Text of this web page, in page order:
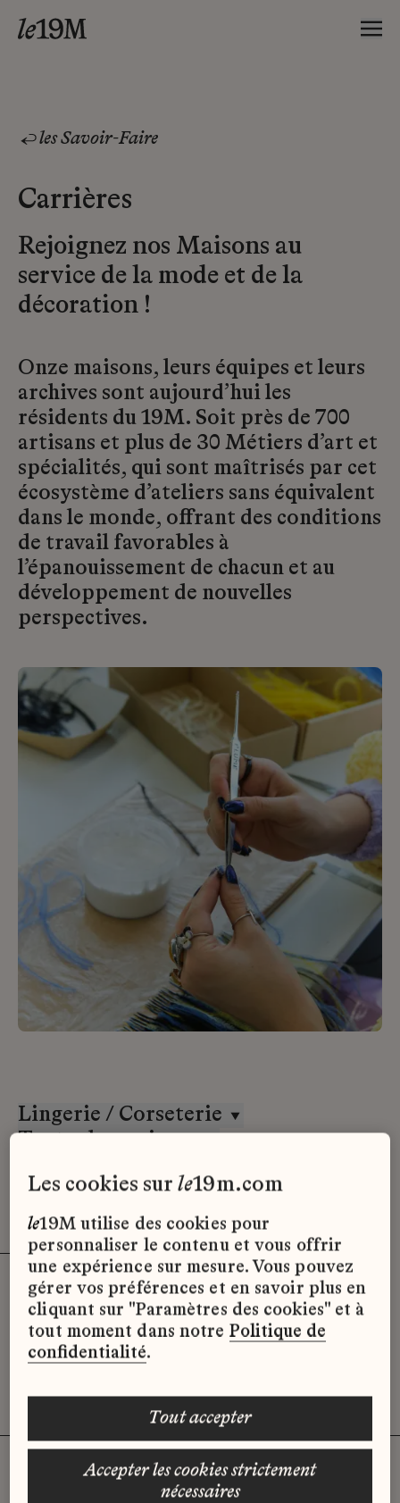
les Savoir-Faire
Carrières
Rejoignez nos Maisons au
service de la mode et de la
décoration !
Onze maisons, leurs équipes et leurs
archives sont aujourd’hui les
résidents du 19M. Soit près de 700
artisans et plus de 30 Métiers d’art et
spécialités, qui sont maîtrisés par cet
écosystème d’ateliers sans équivalent
dans le monde, offrant des conditions
de travail favorables à
l’épanouissement de chacun et au
développement de nouvelles
perspectives.
Lingerie / Corseterie
Toutes les maisons
Désolé, il semble qu’il n’y ait pas
d’offres d’emploi disponibles pour le
moment.
les cookies surle19m.com
le19M utilise des cookies pour
personnaliser le contenu et vous offrir
une expérience sur mesure. Vous pouvez
gérer vos préférences et en savoir plus en
cliquant sur "Paramètres des cookies" et à
tout moment dans notre Politique de
confidentialité.
accepter les cookies strictement
nécessaires
tout accepter